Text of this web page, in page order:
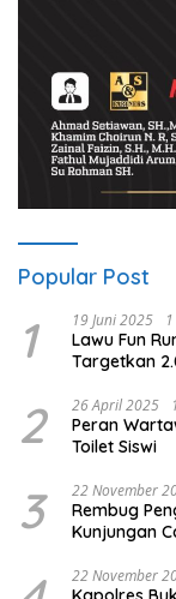
Popular Post
1 19 Juni 2025
Lawu Fun
Targetkan
2 26 April 2025
Peran
Toilet Siswi
3 22 November
Rembug
Kunjungan
22 November